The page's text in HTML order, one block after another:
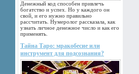
Денежный код способен привлечь
богатство и успех. Но у каждого он
свой, и его нужно правильно
рассчитать. Нумеролог рассказала, как
узнать личное денежное число и как его
применять.
Тайна Таро: мракобесие или
инструмент для подсознания?